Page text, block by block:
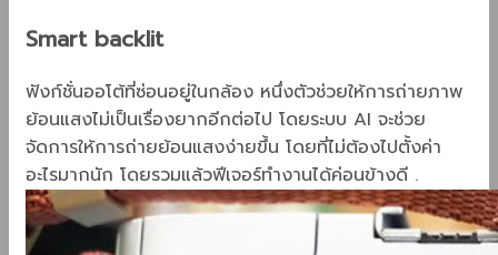
Smart backlit
ฟังก์ชั่นออโต้ที่ซ่อนอยู่ในกล้อง หนึ่งตัวช่วยให้การถ่ายภาพ
ย้อนแสงไม่เป็นเรื่องยากอีกต่อไป โดยระบบ AI จะช่วย
จัดการให้การถ่ายย้อนแสงง่ายขึ้น โดยที่ไม่ต้องไปตั้งค่า
อะไรมากนัก โดยรวมแล้วฟีเจอร์ทำงานได้ค่อนข้างดี .